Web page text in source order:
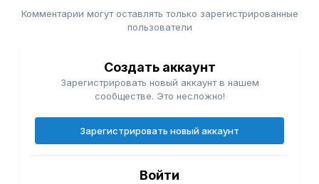
Комментарии могут оставлять только зарегистрированные
пользователи
Создать аккаунт
Зарегистрировать новый аккаунт в нашем
сообществе. Это несложно!
Зарегистрировать новый аккаунт
Войти